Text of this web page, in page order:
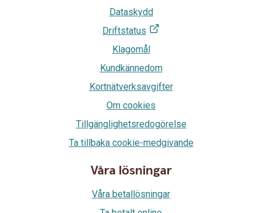
Dataskydd
Driftstatus
Klagomål
Kundkännedom
Kortnätverksavgifter
Om cookies
Tillgänglighetsredogörelse
Ta tillbaka cookie-medgivande
Våra lösningar
Våra betallösningar